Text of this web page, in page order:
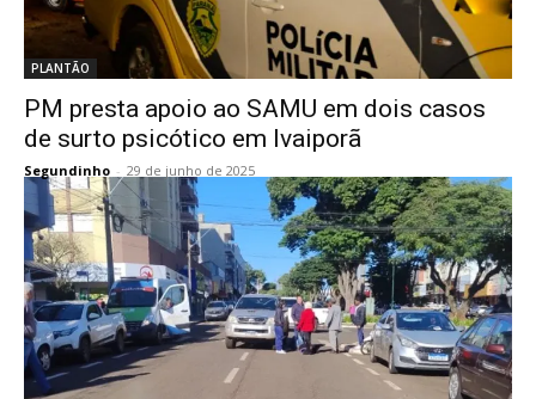
PLANTÃO
PM presta apoio ao SAMU em dois casos
de surto psicótico em Ivaiporã
Segundinho - 29 de junho de 2025